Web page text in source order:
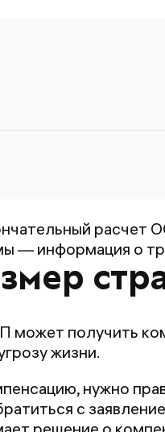
расчет
— информация о
может получить
жизни.
нужно
с